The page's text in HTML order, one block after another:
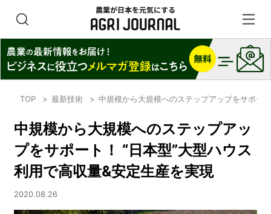
TOP 最新技術 中規模から大規模へのステップアップをサポー
中規模から大規模へのステップアッ
プをサポート！ “日本型”大型ハウス
利用で高収量&安定生産を実現
2020.08.26